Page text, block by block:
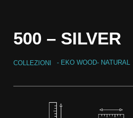
500 – SILVER
COLLEZIONI - EKO WOOD- NATURAL